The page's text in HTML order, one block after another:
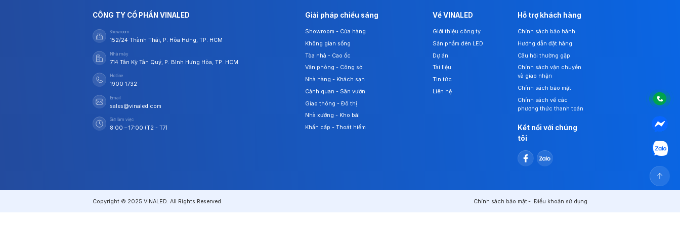
CÔNG TY CỔ PHẦN VINALED
Showroom
152/24 Thành Thái, P. Hòa Hưng, TP. HCM
Nhà máy
714 Tân Kỳ Tân Quý, P. Bình Hưng Hòa, TP. HCM
Hotline
1900 1732
Email
sales@vinaled.com
Giờ làm việc
8:00 – 17:00 (T2 - T7)
Giải pháp chiếu sáng
Showroom - Cửa hàng
Không gian sống
Tòa nhà - Cao ốc
Văn phòng - Công sở
Nhà hàng - Khách sạn
Cảnh quan - Sân vườn
Giao thông - Đô thị
Nhà xưởng - Kho bãi
Khẩn cấp - Thoát hiểm
Về VINALED
Giới thiệu công ty
Sản phẩm đèn LED
Dự án
Tài liệu
Tin tức
Liên hệ
Hỗ trợ khách hàng
Chính sách bảo hành
Hướng dẫn đặt hàng
Câu hỏi thường gặp
Chính sách vận chuyển
và giao nhận
Chính sách bảo mật
Chính sách về các
phương thức thanh toán
Kết nối với chúng
tôi
Copyright © 2025 VINALED. All Rights Reserved. Chính sách bảo mật Điều khoản sử dụng